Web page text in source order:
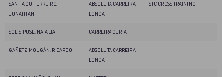
SANTIAGO FERREIRO,
JONATHAN
ABSOLUTA CARREIRA
LONGA
STC CROSS TRAINING
SOLÍS POSE, NATALIA CARREIRA CURTA
GAÑETE MOUGÁN, RICARDO
ABSOLUTA CARREIRA
LONGA